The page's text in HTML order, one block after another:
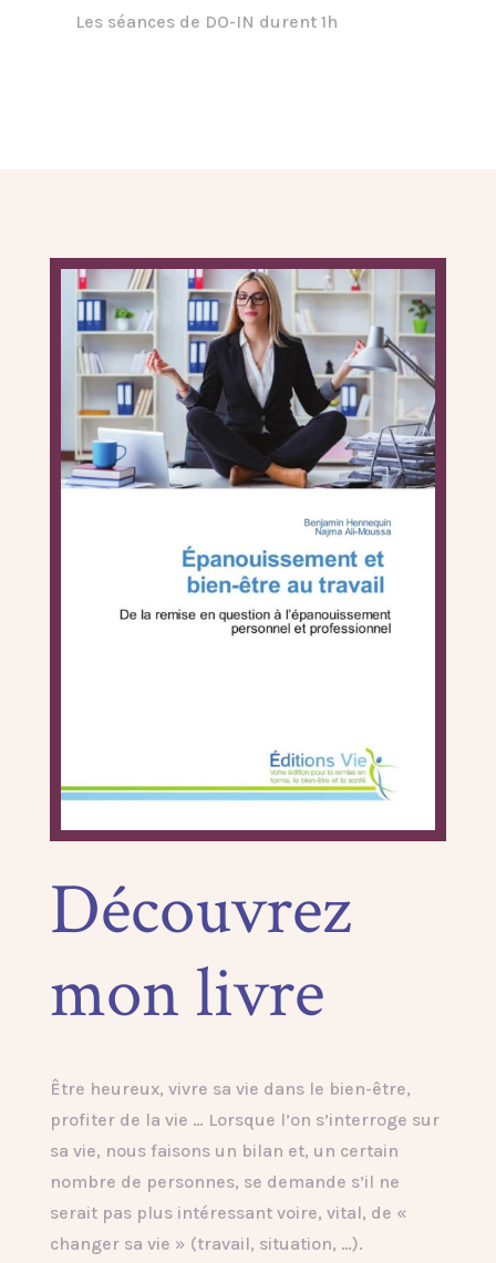
EN SAVOIR PLUS
Les séances de DO-IN durent 1h
Découvrez
mon livre
Être heureux, vivre sa vie dans le bien-être,
profiter de la vie … Lorsque l’on s’interroge sur
sa vie, nous faisons un bilan et, un certain
nombre de personnes, se demande s’il ne
serait pas plus intéressant voire, vital, de «
changer sa vie » (travail, situation, …).